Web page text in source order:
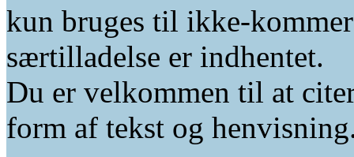
kun bruges til ikke-
særtilladelse er indhentet.
Du er velkommen til at
form af tekst og